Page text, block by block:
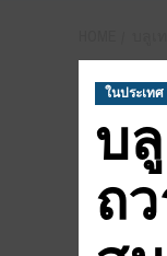
ในประเทศ
บ
ถ